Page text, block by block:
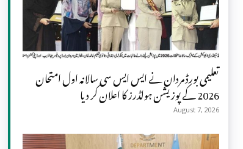
تعلیمی بورڈ مردان نے ایس ایس سی سالانہ اول امتحان
2026 کے پوزیشن ہولڈرز کا اعلان کر دیا
August 7, 2026